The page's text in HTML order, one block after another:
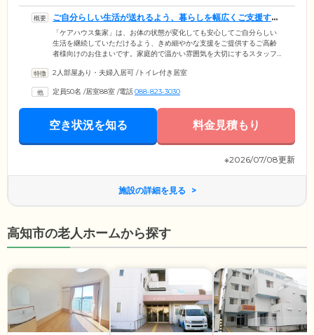
ご自分らしい生活が送れるよう、暮らしを幅広くご支援する
お住まいです
「ケアハウス集家」は、お体の状態が変化しても安心してご自分らしい
生活を継続していただけるよう、きめ細やかな支援をご提供するご高齢
者様向けのお住まいです。家庭的で温かい雰囲気を大切にするスタッフ
食事、ご入浴の補助まで、自立した生活が送れるよう必要な時に必要な
ださい。また、費用面でも安心していただけるよう、リーズナブルな価
格設定を採用。毎月必要な家賃も周辺の賃貸住宅と同水準になっていま
2人部屋あり・夫婦入居可 /トイレ付き居室
定員50名 /居室88室 /電話088-823-3030
空き状況を知る 料金見積もり
※2026/07/08更新
施設の詳細を見る
高知市の老人ホームから探す